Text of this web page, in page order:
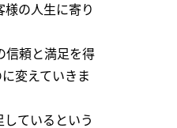
の人生に寄り
信頼と満足を得
変えていきま
ているという